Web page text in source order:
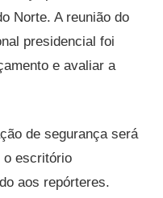
Norte. A reunião do
presidencial foi
e avaliar a
de segurança será
o escritório
aos repórteres.